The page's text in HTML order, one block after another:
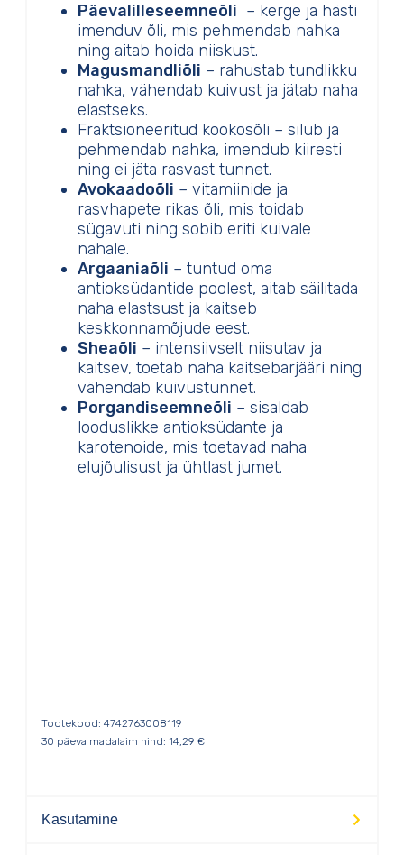
Päevalilleseemneõli – kerge ja hästi
imenduv õli, mis pehmendab nahka
ning aitab hoida niiskust.
Magusmandliõli – rahustab tundlikku
nahka, vähendab kuivust ja jätab naha
elastseks.
Fraktsioneeritud kookosõli – silub ja
pehmendab nahka, imendub kiiresti
ning ei jäta rasvast tunnet.
Avokaadoõli – vitamiinide ja
rasvhapete rikas õli, mis toidab
sügavuti ning sobib eriti kuivale
nahale.
Argaaniaõli – tuntud oma
antioksüdantide poolest, aitab säilitada
naha elastsust ja kaitseb
keskkonnamõjude eest.
Sheaõli – intensiivselt niisutav ja
kaitsev, toetab naha kaitsebarjääri ning
vähendab kuivustunnet.
Porgandiseemneõli – sisaldab
looduslikke antioksüdante ja
karotenoide, mis toetavad naha
elujõulisust ja ühtlast jumet.
Tootekood: 4742763008119
30 päeva madalaim hind: 14,29 €
Kasutamine